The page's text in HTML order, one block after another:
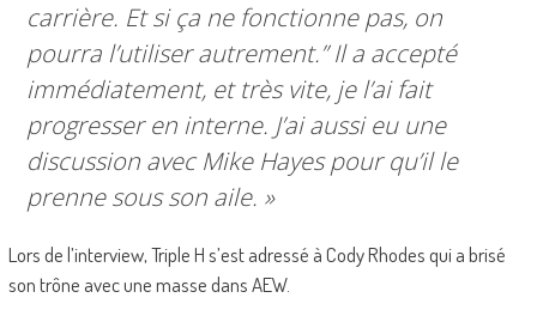
carrière. Et si ça ne fonctionne pas, on
pourra l’utiliser autrement.”Il a accepté
immédiatement, et très vite, je l’ai fait
progresser en interne. J’ai aussi eu une
discussion avec Mike Hayes pour qu’il le
prenne sous son aile. »
Lors de l’interview, Triple H s’est adressé à Cody Rhodes qui a brisé
son trône avec une masse dans AEW.